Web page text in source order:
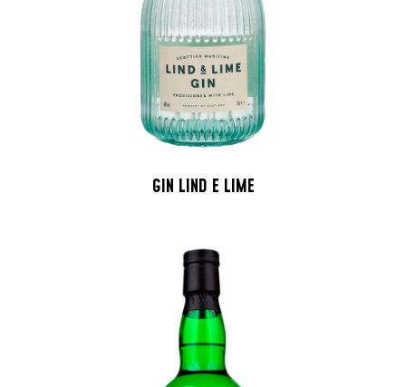
GIN LIND E LIME